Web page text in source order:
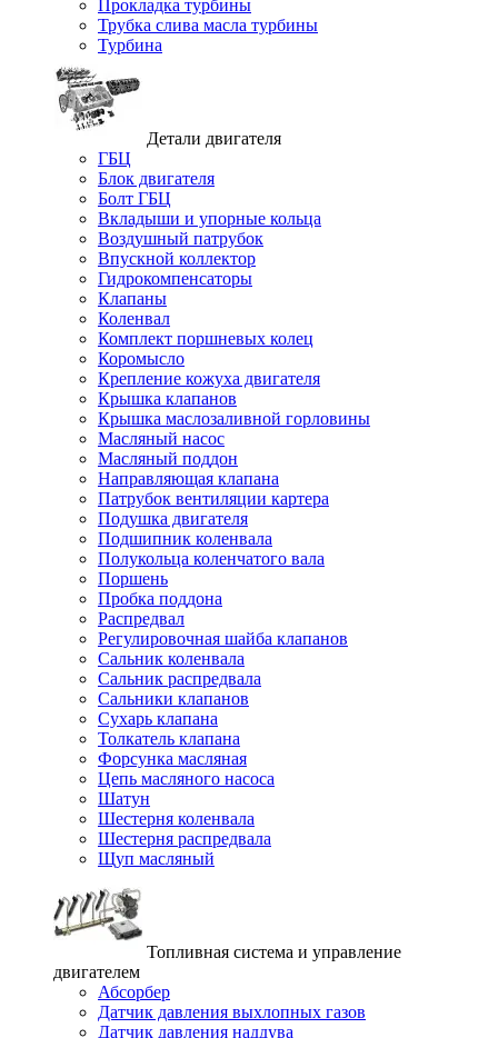
Прокладка турбины
Трубка слива масла турбины
Турбина
Детали двигателя
ГБЦ
Блок двигателя
Болт ГБЦ
Вкладыши и упорные кольца
Воздушный патрубок
Впускной коллектор
Гидрокомпенсаторы
Клапаны
Коленвал
Комплект поршневых колец
Коромысло
Крепление кожуха двигателя
Крышка клапанов
Крышка маслозаливной горловины
Масляный насос
Масляный поддон
Направляющая клапана
Патрубок вентиляции картера
Подушка двигателя
Подшипник коленвала
Полукольца коленчатого вала
Поршень
Пробка поддона
Распредвал
Регулировочная шайба клапанов
Сальник коленвала
Сальник распредвала
Сальники клапанов
Сухарь клапана
Толкатель клапана
Форсунка масляная
Цепь масляного насоса
Шатун
Шестерня коленвала
Шестерня распредвала
Щуп масляный
Топливная система и управление
двигателем
Абсорбер
Датчик давления выхлопных газов
Датчик давления наддува